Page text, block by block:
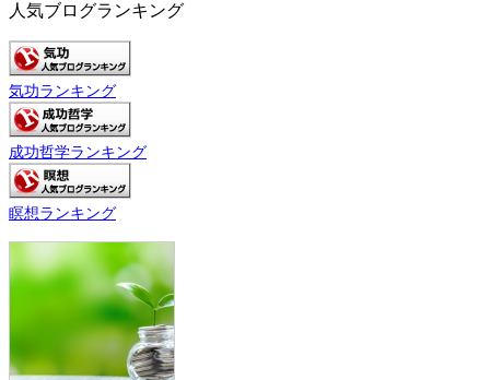
人気ブログランキング
気功ランキング
成功哲学ランキング
瞑想ランキング